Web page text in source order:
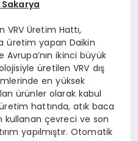
VRV Üretim Hattı,
üretim yapan Daikin
ikinci büyük
üretilen VRV dış
en yüksek
ürünler olarak kabul
hattında, atık baca
kullanan çevreci ve son
yapılmıştır. Otomatik